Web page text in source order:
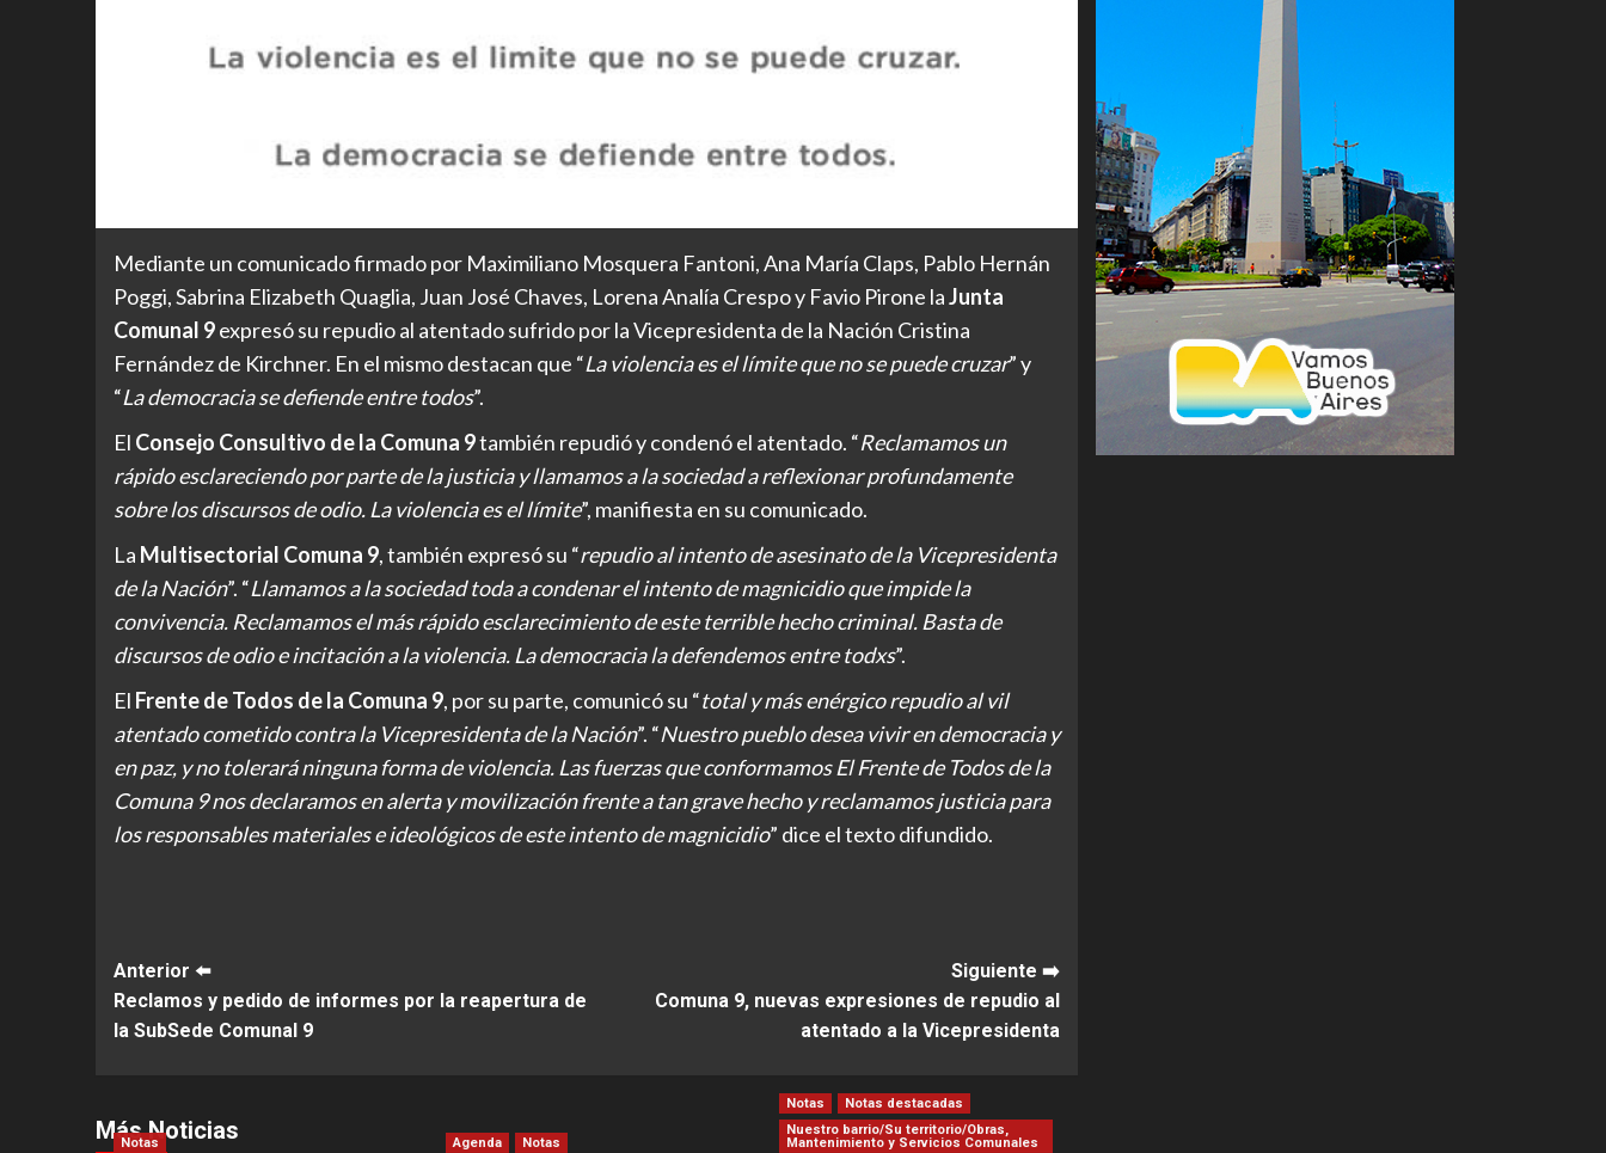
Mediante un comunicado firmado por Maximiliano Mosquera Fantoni, Ana María Claps, Pablo Hernán
Poggi, Sabrina Elizabeth Quaglia, Juan José Chaves, Lorena Analía Crespo y Favio Pirone laJunta
Comunal 9expresó su repudio al atentado sufrido por la Vicepresidenta de la Nación Cristina
Fernández de Kirchner. En el mismo destacan que “La violencia es el límite que no se puede cruzar” y
“La democracia se defiende entre todos”.
El Consejo Consultivo de la Comuna 9también repudió y condenó el atentado. “Reclamamos un
rápido esclareciendo por parte de la justicia y llamamos a la sociedad a reflexionar profundamente
sobre los discursos de odio. La violencia es el límite”, manifiesta en su comunicado.
La Multisectorial Comuna 9, también expresó su “repudio al intento de asesinato de la Vicepresidenta
de la Nación”. “Llamamos a la sociedad toda a condenar el intento de magnicidio que impide la
convivencia. Reclamamos el más rápido esclarecimiento de este terrible hecho criminal. Basta de
discursos de odio e incitación a la violencia. La democracia la defendemos entre todxs”.
El Frente de Todos de la Comuna 9, por su parte, comunicó su “total y más enérgico repudio al vil
atentado cometido contra la Vicepresidenta de la Nación”. “Nuestro pueblo desea vivir en democracia y
en paz, y no tolerará ninguna forma de violencia. Las fuerzas que conformamos El Frente de Todos de la
Comuna 9 nos declaramos en alerta y movilización frente a tan grave hecho y reclamamos justicia para
los responsables materiales e ideológicos de este intento de magnicidio” dice el texto difundido.
Post
Navigation
Anterior ⬅️
Reclamos y pedido de informes por la reapertura de
la SubSede Comunal 9
Siguiente ➡️
Comuna 9, nuevas expresiones de repudio al
atentado a la Vicepresidenta
Más Noticias
Notas Agenda Notas
Notas
Notas destacadas
Nuestro barrio/Su territorio/Obras,
Mantenimiento y Servicios Comunales